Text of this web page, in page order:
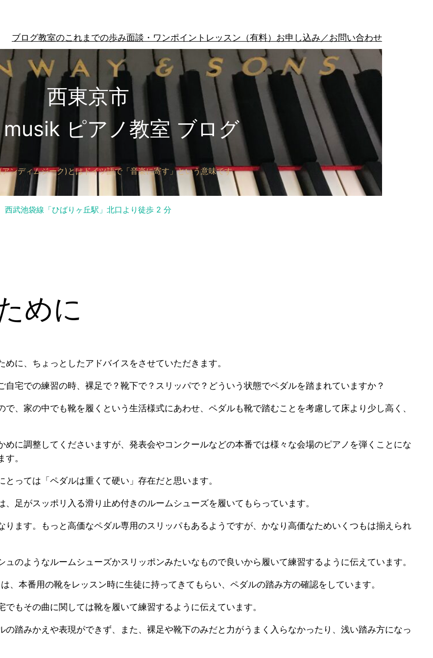
ブログ教室のこれまでの歩み面談・ワンポイントレッスン（有料）お申し込み／お問い合わせ
西東京市
ピアノ教室 ブログ
ンディムジーク)とはドイツ語で「音楽に寄す」という意味です
西武池袋線「ひばりヶ丘駅」北口より徒歩 2 分
めに
に、ちょっとしたアドバイスをさせていただきます。
宅での練習の時、裸足で？靴下で？スリッパで？どういう状態でペダルを踏まれていますか？
、家の中でも靴を履くという生活様式にあわせ、ペダルも靴で踏むことを考慮して床より少し高く、
に調整してくださいますが、発表会やコンクールなどの本番では様々な会場のピアノを弾くことにな
。
っては「ペダルは重くて硬い」存在だと思います。
足がスッポリ入る滑り止め付きのルームシューズを履いてもらっています。
ます。もっと高価なペダル専用のスリッパもあるようですが、かなり高価なためいくつもは揃えられ
のようなルームシューズかスリッポンみたいなもので良いから履いて練習するように伝えています。
、本番用の靴をレッスン時に生徒に持ってきてもらい、ペダルの踏み方の確認をしています。
もその曲に関しては靴を履いて練習するように伝えています。
踏みかえや表現ができず、また、裸足や靴下のみだと力がうまく入らなかったり、浅い踏み方になっ